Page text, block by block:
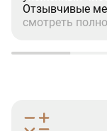
Отзывчивые
респект
смотреть